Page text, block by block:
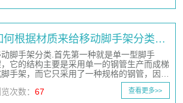
何根据材质来给移动脚手架分类…
脚手架分类.首先第一种就是单一型脚手
它的结构主要是采用单一的钢管生产而成梯
手架，而它只采用了一种规格的钢管，因…
览次数：67 查看更多>>